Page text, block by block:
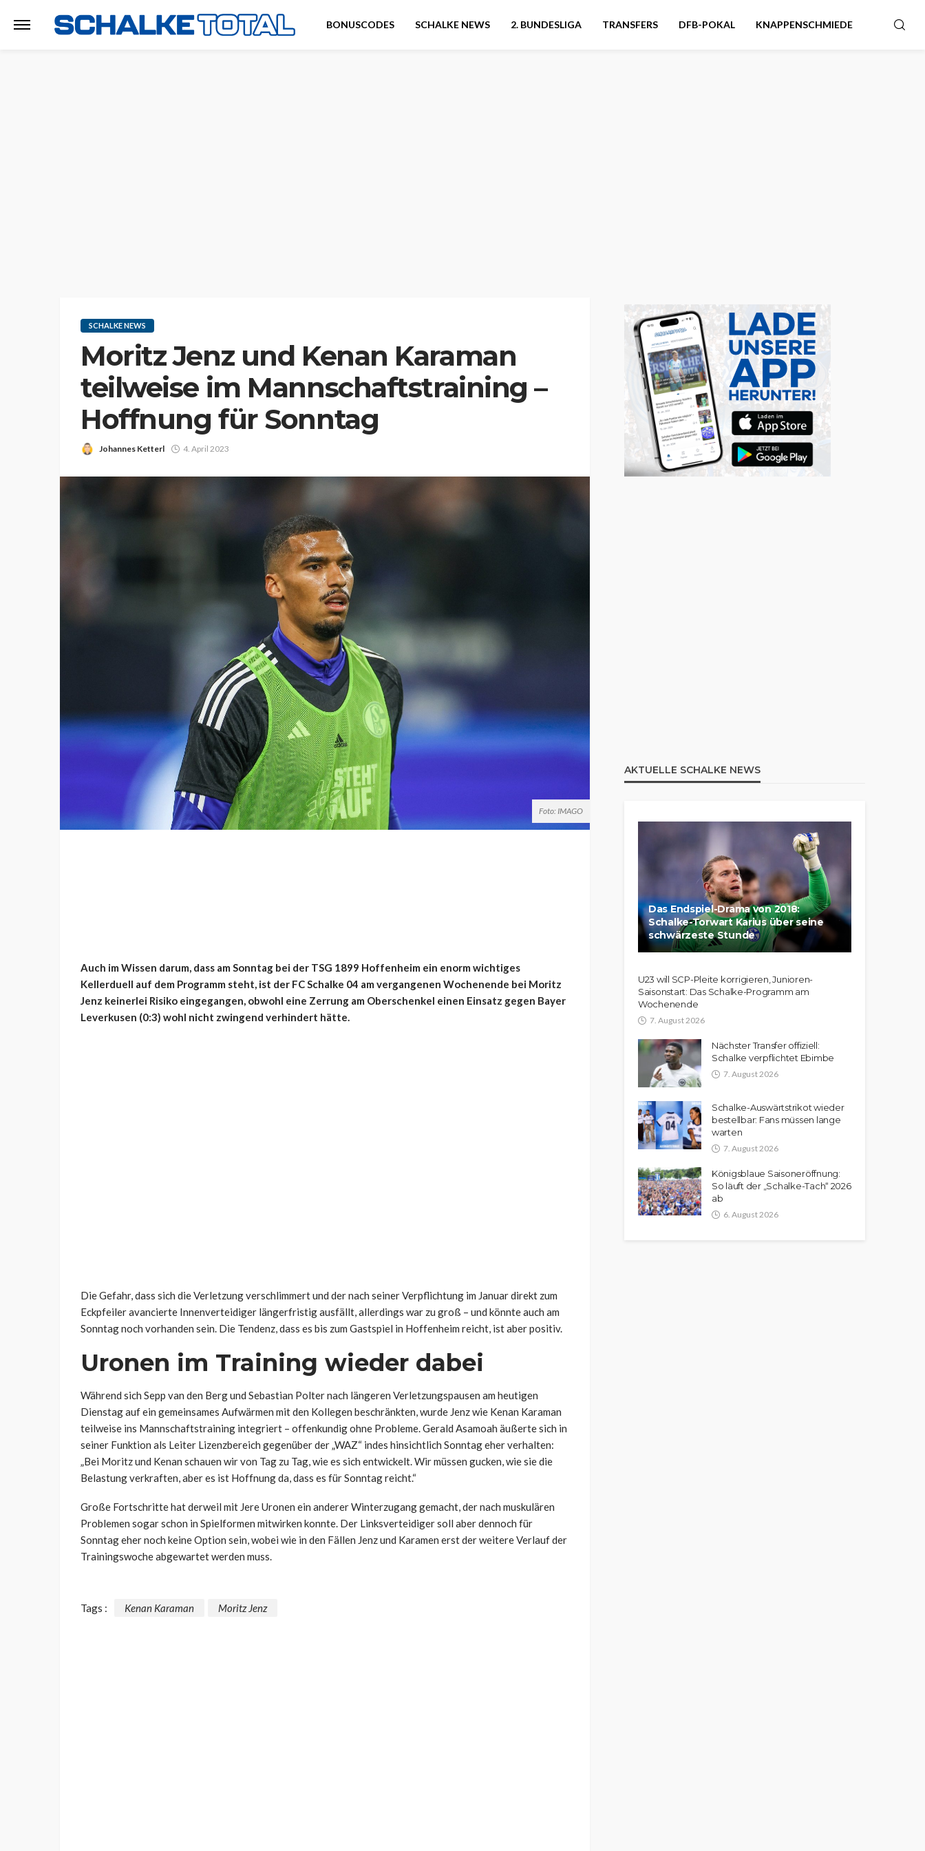
BONUSCODES SCHALKE NEWS 2. BUNDESLIGA TRANSFERS DFB-POKAL KNAPPENSCHMIEDE
SCHALKE NEWS
Moritz Jenz und Kenan Karaman
teilweise im Mannschaftstraining –
Hoffnung für Sonntag
Johannes Ketterl 4. April 2023
Foto: IMAGO
Auch im Wissen darum, dass am Sonntag bei der TSG 1899 Hoffenheim ein enorm wichtiges
Kellerduell auf dem Programm steht, ist der FC Schalke 04 am vergangenen Wochenende bei Moritz
Jenz keinerlei Risiko eingegangen, obwohl eine Zerrung am Oberschenkel einen Einsatz gegen Bayer
Leverkusen (0:3) wohl nicht zwingend verhindert hätte.
Die Gefahr, dass sich die Verletzung verschlimmert und der nach seiner Verpflichtung im Januar direkt zum
Eckpfeiler avancierte Innenverteidiger längerfristig ausfällt, allerdings war zu groß – und könnte auch am
Sonntag noch vorhanden sein. Die Tendenz, dass es bis zum Gastspiel in Hoffenheim reicht, ist aber positiv.
Uronen im Training wieder dabei
Während sich Sepp van den Berg und Sebastian Polter nach längeren Verletzungspausen am heutigen
Dienstag auf ein gemeinsames Aufwärmen mit den Kollegen beschränkten, wurde Jenz wie Kenan Karaman
teilweise ins Mannschaftstraining integriert – offenkundig ohne Probleme. Gerald Asamoah äußerte sich in
seiner Funktion als Leiter Lizenzbereich gegenüber der „WAZ“ indes hinsichtlich Sonntag eher verhalten:
„Bei Moritz und Kenan schauen wir von Tag zu Tag, wie es sich entwickelt. Wir müssen gucken, wie sie die
Belastung verkraften, aber es ist Hoffnung da, dass es für Sonntag reicht.“
Große Fortschritte hat derweil mit Jere Uronen ein anderer Winterzugang gemacht, der nach muskulären
Problemen sogar schon in Spielformen mitwirken konnte. Der Linksverteidiger soll aber dennoch für
Sonntag eher noch keine Option sein, wobei wie in den Fällen Jenz und Karamen erst der weitere Verlauf der
Trainingswoche abgewartet werden muss.
Tags : Kenan Karaman Moritz Jenz
AKTUELLE SCHALKE NEWS
Das Endspiel-Drama von 2018:
Schalke-Torwart Karius über seine
schwärzeste Stunde
U23 will SCP-Pleite korrigieren, Junioren-
Saisonstart: Das Schalke-Programm am
Wochenende
7. August 2026
Nächster Transfer offiziell:
Schalke verpflichtet Ebimbe
7. August 2026
Schalke-Auswärtstrikot wieder
bestellbar: Fans müssen lange
warten
7. August 2026
Königsblaue Saisoneröffnung:
So läuft der „Schalke-Tach“ 2026
ab
6. August 2026